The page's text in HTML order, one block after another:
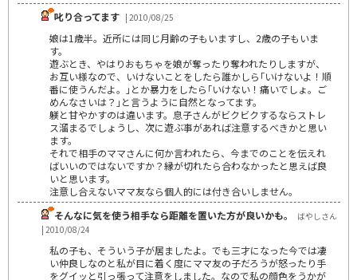
叱り合ってます | 2010/08/25
娘は1歳半。近所には同じ月齢の子もいますし、2歳の子もいま
す。
遊ぶとき、やはりおもちゃを娘が奪ったり奪われたりしますが、
お互い様なので、いけないことをしたら誰かしら｢いけないよ！順
番に使うんだよ。｣とか暴力をしたら｢いけない！痛いでしょ。ご
めんなさいは？｣と言うように自然となってます。
躾と甘やかすのは違います。息子さんがビクビクするならストレ
ス溜まるでしょうし、次に遊ぶ事があれば注意するべきかと思い
ます。
それで相手のママさんに何か言われたら、今までのことを伝えれ
ばいいのではないですか？縁が切れたら合わなかったと思えば良
いと思います。
注意し合えないママ友なら個人的には付き合いしません。
そんなに気を使う相手なら距離を置いた方が良いかも。
ばやしさん
| 2010/08/24
私の子も、そういう子が居ましたよ。でも三才になった今では凄
い仲良しなのと私が目に着く度にママ友の子だろうが怒ったり手
をグイッと引っ張って注意をしました。なので私の顔色をうかが